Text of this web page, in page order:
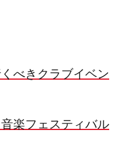
べきクラブイベン
楽フェスティバル